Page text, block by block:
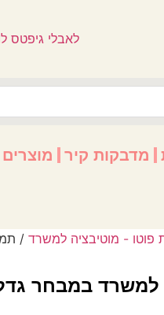
מדבקות קיר
פוטו - מוטיבציה למשרד /
במבחר